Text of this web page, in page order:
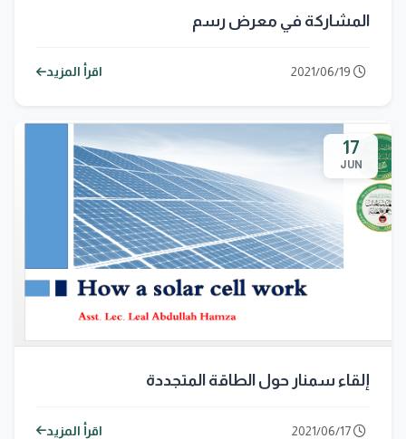
المشاركة في معرض رسم
اقرأ المزيد
17
JUN
إلقاء سمنار حول الطاقة المتجددة
اقرأ المزيد